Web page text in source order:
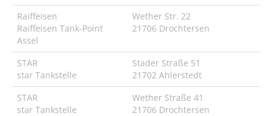
Raiffeisen
Raiffeisen Tank-Point
Assel
Wether Str. 22
21706 Drochtersen
STAR
star Tankstelle
Stader Straße 51
21702 Ahlerstedt
STAR
star Tankstelle
Wether Straße 41
21706 Drochtersen